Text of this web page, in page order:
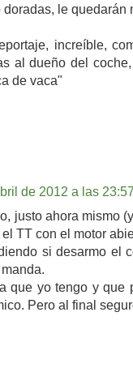
le quedarán
increíble,
al dueño del
de vaca"
de 2012 a las
justo ahora mismo
TT con el motor
si desarmo el
que yo tengo y que
Pero al final